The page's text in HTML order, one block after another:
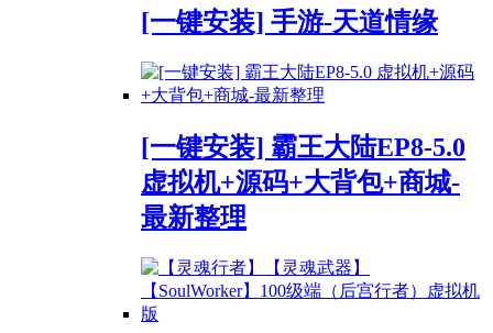
[一键安装] 手游-天道情缘
[一键安装] 霸王大陆EP8-5.0
虚拟机+源码+大背包+商城-
最新整理